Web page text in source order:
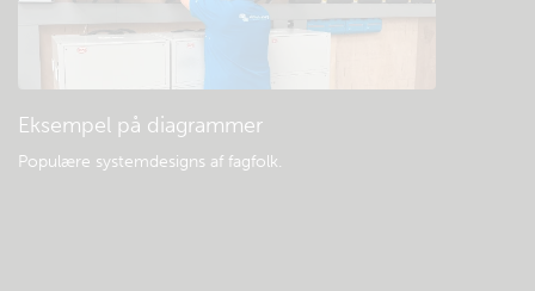
Eksempel på diagrammer
Populære systemdesigns af fagfolk.